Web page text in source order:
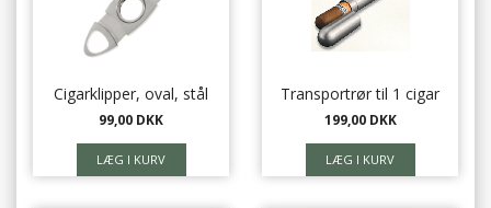
Cigarklipper, oval, stål
99,00 DKK
Transportrør til 1 cigar
199,00 DKK